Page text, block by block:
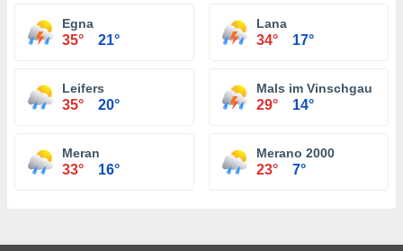
Egna
35° 21°
Lana
34° 17°
Leifers
35° 20°
Mals im Vinschgau
29° 14°
Meran
33° 16°
Merano 2000
23° 7°